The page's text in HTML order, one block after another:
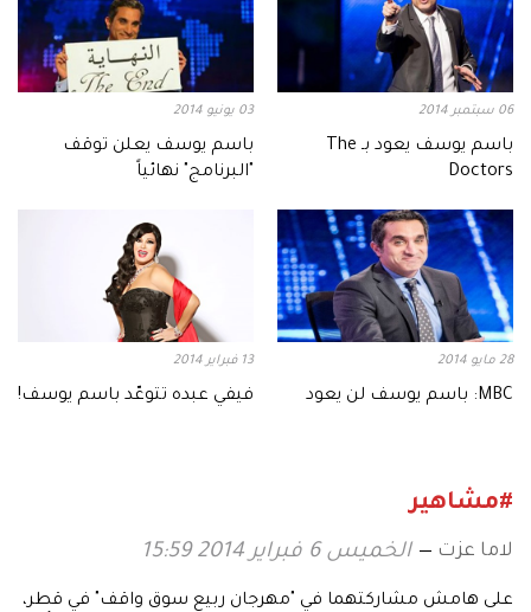
06 سبتمبر 2014
باسم يوسف يعود بـ The
Doctors
03 يونيو 2014
باسم يوسف يعلن توقف
"البرنامج" نهائياً
28 مايو 2014
MBC: باسم يوسف لن يعود
13 فبراير 2014
فيفي عبده تتوعّد باسم يوسف!
#مشاهير
لاما عزت الخميس 6 فبراير 2014 15:59
على هامش مشاركتهما في "مهرجان ربيع سوق واقف" في قطر،